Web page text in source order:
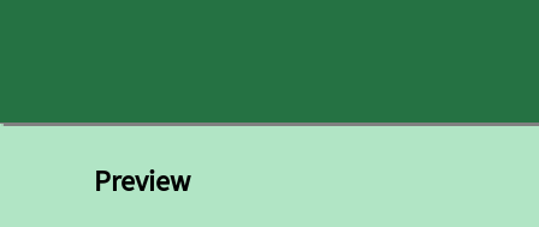
Preview